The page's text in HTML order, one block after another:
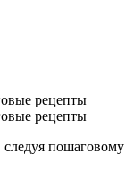
пошаговому